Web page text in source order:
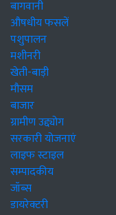
बागवानी
औषधीय फसलें
पशुपालन
मशीनरी
खेती-बाड़ी
मौसम
बाजार
ग्रामीण उद्द्योग
सरकारी योजनाएं
लाइफ स्टाइल
सम्पादकीय
जॉब्स
डायरेक्टरी